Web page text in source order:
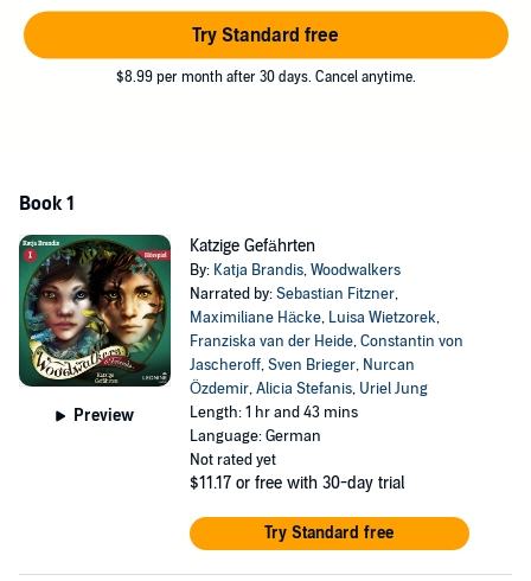
GmbH
Try Standard free
$8.99 per month after 30 days. Cancel anytime.
Book 1
Preview
Katzige Gefährten
By: Katja Brandis,Woodwalkers
Narrated by:Sebastian Fitzner,
Maximiliane Häcke, Luisa Wietzorek,
Franziska van der Heide,Constantin von
Jascheroff,Sven Brieger, Nurcan
Özdemir,Alicia Stefanis, Uriel Jung
Length: 1 hr and 43 mins
Language: German
Not rated yet
$11.17 or free with 30-day trial
Try Standard free